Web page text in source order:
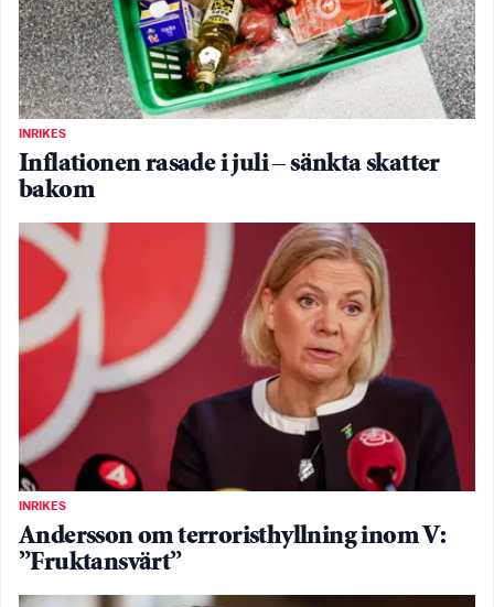
INRIKES
Inflationen rasade i juli – sänkta skatter
bakom
INRIKES
Andersson om terroristhyllning inom V:
”Fruktansvärt”